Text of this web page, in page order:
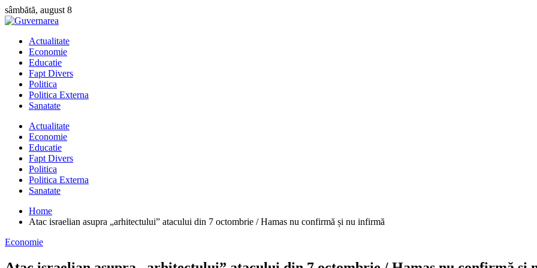
Skip
to
sâmbătă, august 8
Actualitate
Economie
Educatie
Fapt Divers
Politica
Politica Externa
Sanatate
Actualitate
Economie
Educatie
Fapt Divers
Politica
Politica Externa
Sanatate
Home
Atac israelian asupra „arhitectului” atacului din 7 octombrie / Hamas nu confirmă și nu infirmă
Economie